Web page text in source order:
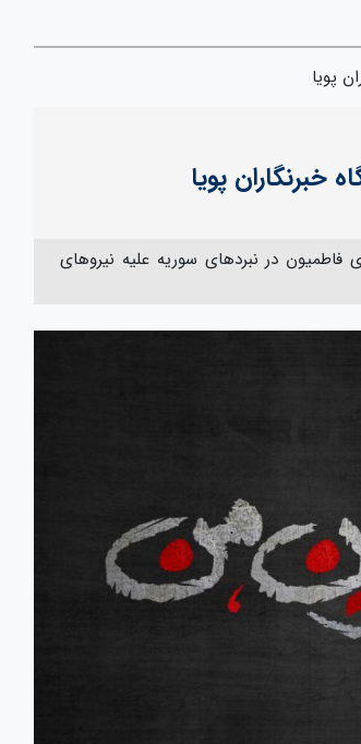
پویا
خبرنگاران پویا
در نبردهای سوریه علیه نیروهای